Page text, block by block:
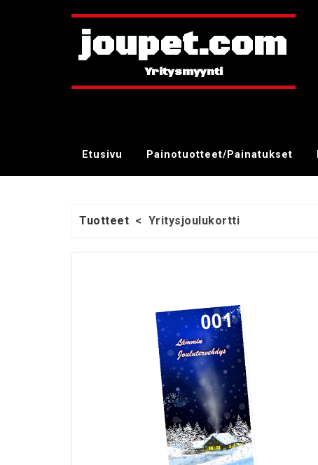
joupet.com
Etusivu Painotuotteet/Painatukset
Tuotteet < Yritysjoulukortti